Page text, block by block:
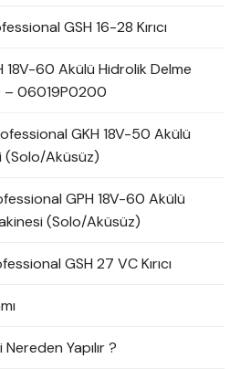
GSH 16-28 Kırıcı
18V-60 Akülü Hidrolik Delme
– 06019P0200
GKH 18V-50 Akülü
(Solo/Aküsüz)
GPH 18V-60 Akülü
(Solo/Aküsüz)
GSH 27 VC Kırıcı
Yapılır ?